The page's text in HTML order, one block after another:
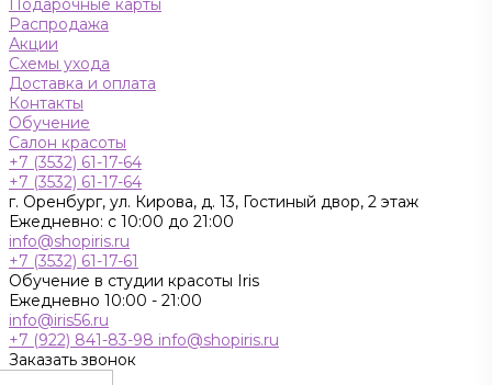
Подарочные карты
Распродажа
Акции
Схемы ухода
Доставка и оплата
Контакты
Обучение
Салон красоты
+7 (3532) 61-17-64
+7 (3532) 61-17-64
г. Оренбург, ул. Кирова, д. 13, Гостиный двор, 2 этаж
Ежедневно: с 10:00 до 21:00
info@shopiris.ru
+7 (3532) 61-17-61
Обучение в студии красоты Iris
Ежедневно 10:00 - 21:00
info@iris56.ru
+7 (922) 841-83-98 info@shopiris.ru
Заказать звонок